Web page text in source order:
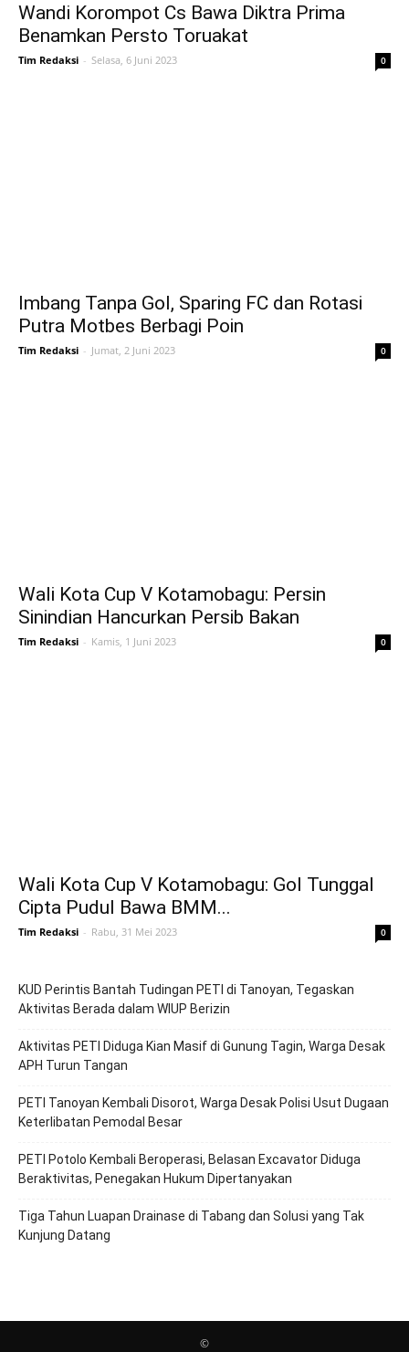
Wandi Korompot Cs Bawa Diktra Prima
Benamkan Persto Toruakat
Tim Redaksi - Selasa, 6 Juni 2023 0
Imbang Tanpa Gol, Sparing FC dan Rotasi
Putra Motbes Berbagi Poin
Tim Redaksi - Jumat, 2 Juni 2023 0
Wali Kota Cup V Kotamobagu: Persin
Sinindian Hancurkan Persib Bakan
Tim Redaksi - Kamis, 1 Juni 2023 0
Wali Kota Cup V Kotamobagu: Gol Tunggal
Cipta Pudul Bawa BMM...
Tim Redaksi - Rabu, 31 Mei 2023 0
KUD Perintis Bantah Tudingan PETI di Tanoyan, Tegaskan
Aktivitas Berada dalam WIUP Berizin
Aktivitas PETI Diduga Kian Masif di Gunung Tagin, Warga Desak
APH Turun Tangan
PETI Tanoyan Kembali Disorot, Warga Desak Polisi Usut Dugaan
Keterlibatan Pemodal Besar
PETI Potolo Kembali Beroperasi, Belasan Excavator Diduga
Beraktivitas, Penegakan Hukum Dipertanyakan
Tiga Tahun Luapan Drainase di Tabang dan Solusi yang Tak
Kunjung Datang
©